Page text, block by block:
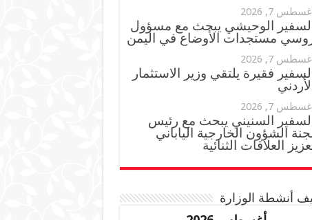
أغسطس 7, 2026
الوحيشي يبحث مع مسؤول
مستجدات الأوضاع في اليمن
أغسطس 7, 2026
فقيرة يلتقي وزير الاستثمار
أغسطس 7, 2026
السنيني يبحث مع رئيس
الشؤون الخارجية الياباني
العلاقات الثنائية
أنشطة الوزارة